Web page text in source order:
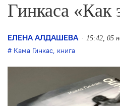
Гинкаса «Как
ЕЛЕНА АЛДАШЕВА 15:42, 05
Кама Гинкас, книга